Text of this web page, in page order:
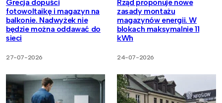
Grecja dopuści
fotowoltaikę i magazyn na
balkonie. Nadwyżek nie
będzie można oddawać do
sieci
27-07-2026
Rząd proponuje nowe
zasady montażu
magazynów energii. W
blokach maksymalnie 11
kWh
24-07-2026